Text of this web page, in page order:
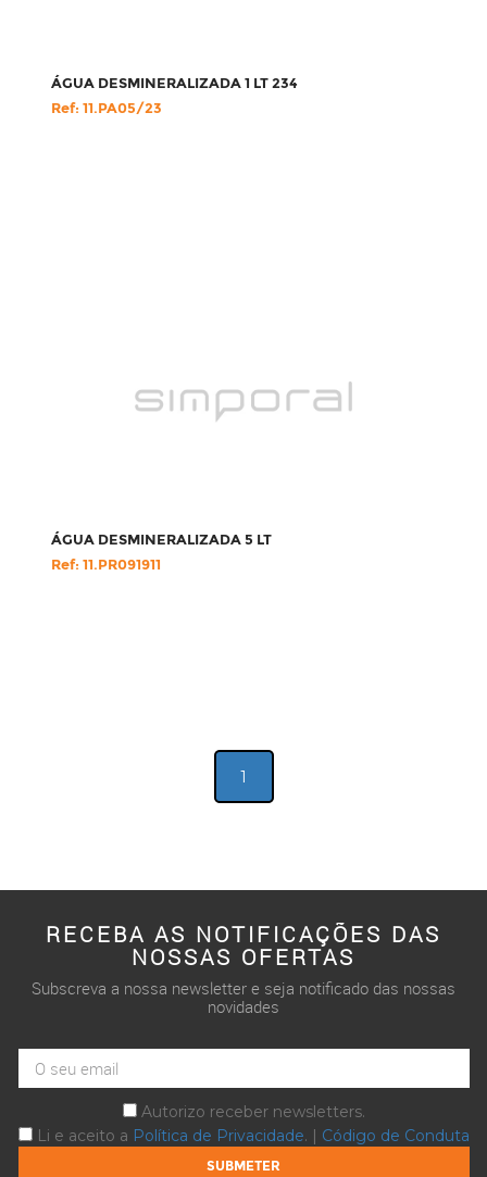
ÁGUA DESMINERALIZADA 1 LT 234
Ref: 11.PA05/23
ÁGUA DESMINERALIZADA 5 LT
Ref: 11.PR091911
1
RECEBA AS NOTIFICAÇÕES DAS
NOSSAS OFERTAS
Subscreva a nossa newsletter e seja notificado das nossas
novidades
Autorizo receber newsletters.
Li e aceito a Política de Privacidade. | Código de Conduta